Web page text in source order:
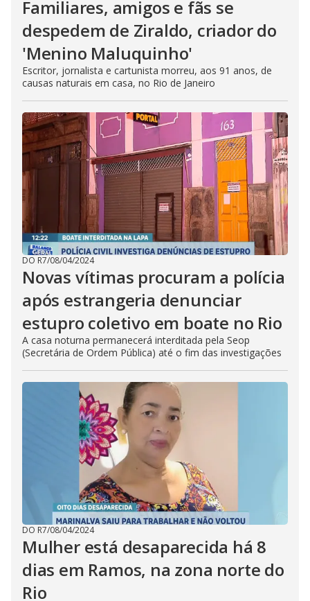
Familiares, amigos e fãs se
despedem de Ziraldo, criador do
'Menino Maluquinho'
Escritor, jornalista e cartunista morreu, aos 91 anos, de
causas naturais em casa, no Rio de Janeiro
DO R7/08/04/2024
Novas vítimas procuram a polícia
após estrangeria denunciar
estupro coletivo em boate no Rio
A casa noturna permanecerá interditada pela Seop
(Secretária de Ordem Pública) até o fim das investigações
DO R7/08/04/2024
Mulher está desaparecida há 8
dias em Ramos, na zona norte do
Rio